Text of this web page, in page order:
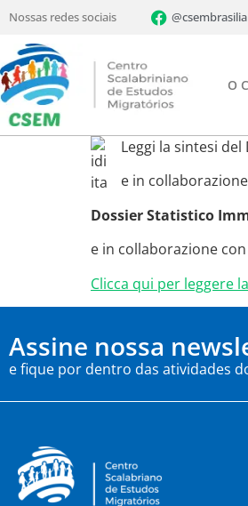
Nossas redes sociais @csembrasilia
O
Leggi la sintesi
e in collaborazione
Dossier Statistico
e in collaborazione con
Clicca qui per leggere
Assine nossa
e fique por dentro das atividades